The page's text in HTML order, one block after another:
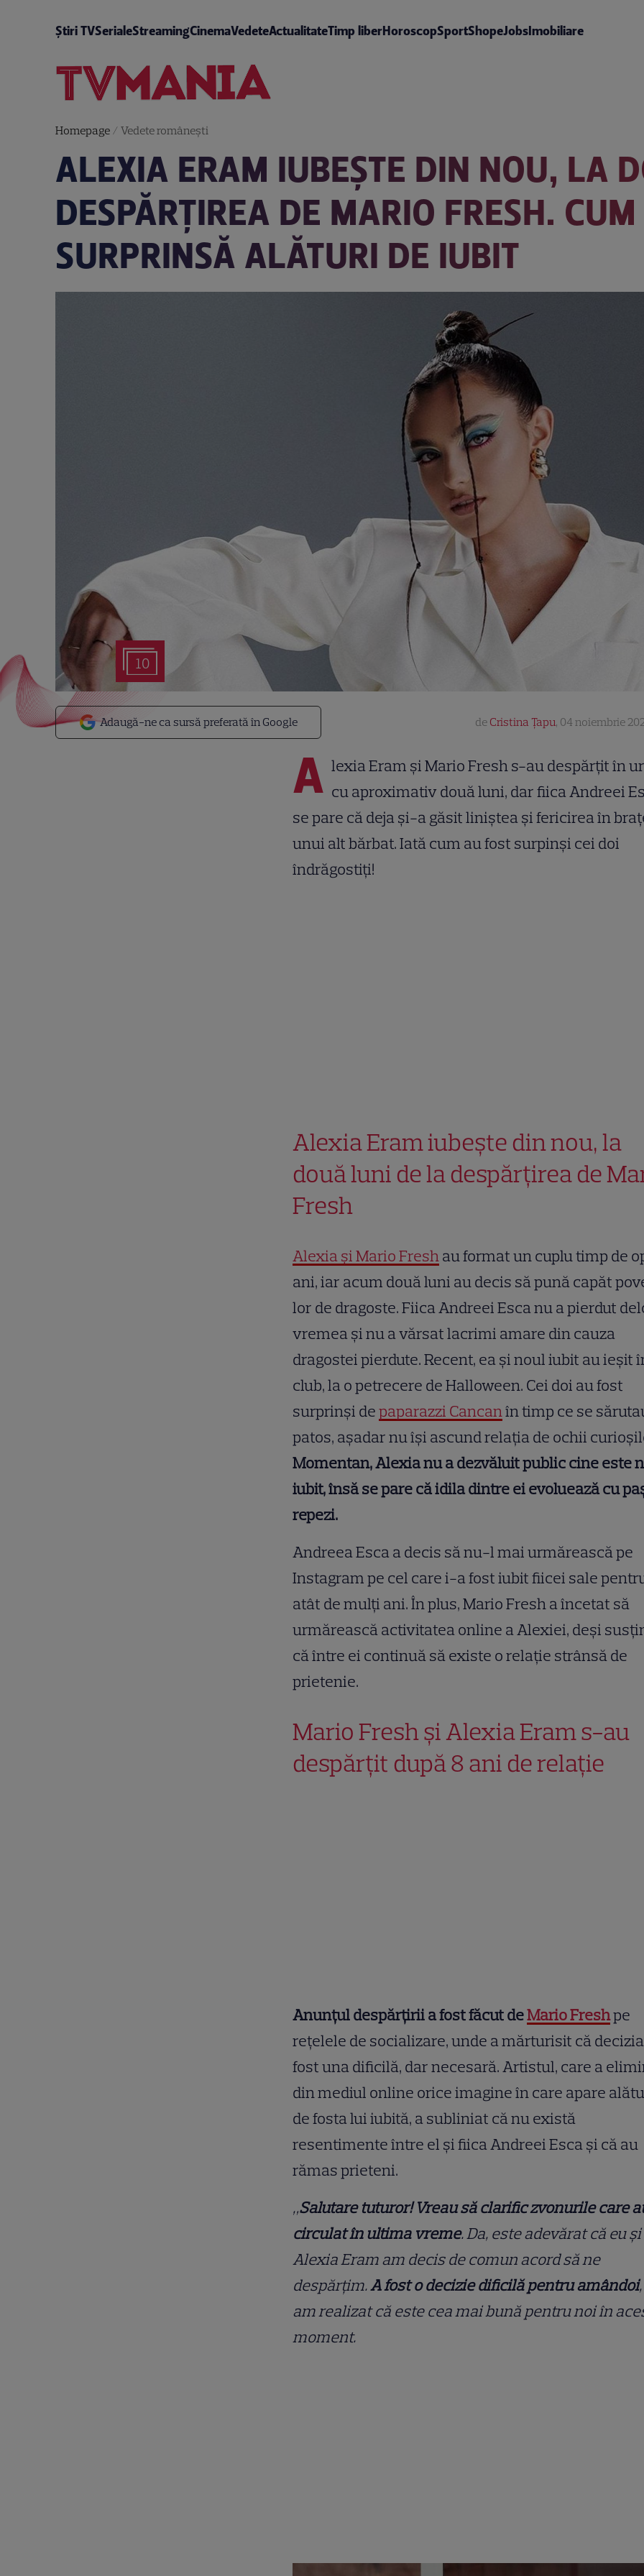
Știri TVSerialeStreamingCinemaVedeteActualitateTimp liberHoroscopSportShopeJobsImobiliare
Homepage/ Vedete româneşti
ALEXIA ERAM IUBEȘTE DIN NOU, LA
DESPĂRȚIREA DE MARIO FRESH.
SURPRINSĂ ALĂTURI DE IUBIT
10
Adaugă-ne ca sursă preferată în Google de Cristina Țapu, 04 noiembrie
A lexia Eram și Mario Fresh s-au despărțit în
cu aproximativ două luni, dar fiica Andreei
se pare că deja și-a găsit liniștea și fericirea în
unui alt bărbat. Iată cum au fost surpinși cei doi
îndrăgostiți!
Alexia Eram iubește din nou, la
două luni de la despărțirea de
Fresh
Alexia și Mario Freshau format un cuplu timp de
ani, iar acum două luni au decis să pună capăt
lor de dragoste. Fiica Andreei Esca nu a pierdut
vremea și nu a vărsat lacrimi amare din cauza
dragostei pierdute. Recent, ea și noul iubit au ieșit
club, la o petrecere de Halloween. Cei doi au fost
surprinși depaparazzi Cancanîn timp ce se
patos, așadar nu își ascund relația de ochii
Momentan, Alexia nu a dezvăluit public cine este
iubit, însă se pare că idila dintre ei evoluează cu
repezi.
Andreea Esca a decis să nu-l mai urmărească pe
Instagram pe cel care i-a fost iubit fiicei sale
atât de mulți ani. În plus, Mario Fresh a încetat să
urmărească activitatea online a Alexiei, deși
că între ei continuă să existe o relație strânsă de
prietenie.
Mario Fresh și Alexia Eram s-au
despărțit după 8 ani de relație
Anunțul despărțirii a fost făcut deMario Freshpe
rețelele de socializare, unde a mărturisit că
fost una dificilă, dar necesară. Artistul, care a
din mediul online orice imagine în care apare
de fosta lui iubită, a subliniat că nu există
resentimente între el și fiica Andreei Esca și că au
rămas prieteni.
„Salutare tuturor! Vreau să clarific zvonurile care
circulat în ultima vreme. Da, este adevărat că eu și
Alexia Eram am decis de comun acord să ne
despărțim.A fost o decizie dificilă pentru amândoi
am realizat că este cea mai bună pentru noi în
moment.